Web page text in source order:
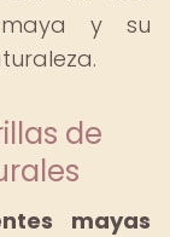
maya y su
de
mayas